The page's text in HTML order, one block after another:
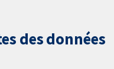
des données